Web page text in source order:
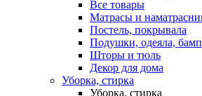
Все товары
Матрасы и
Постель, покрывала
Подушки, одеяла,
Шторы и тюль
Декор для дома
Уборка, стирка
Уборка, стирка